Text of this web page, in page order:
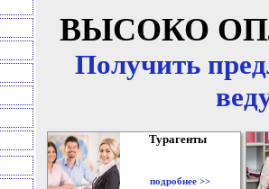
ВЫСОКО
Получить
Турагенты
подробнее >>